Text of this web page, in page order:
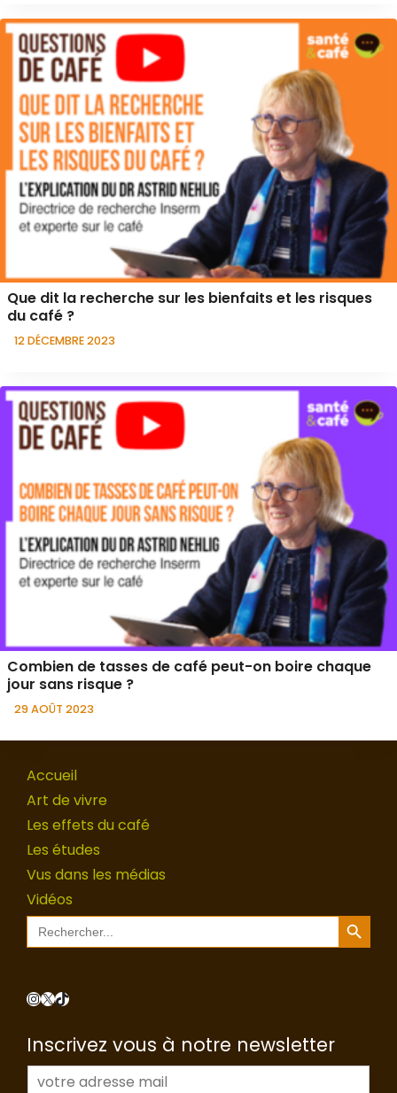
Que dit la recherche sur les bienfaits et les risques
du café ?
12 DÉCEMBRE 2023
Combien de tasses de café peut-on boire chaque
jour sans risque ?
29 AOÛT 2023
Accueil
Art de vivre
Les effets du café
Les études
Vus dans les médias
Vidéos
Search
for:
Search Button
Instagram
X TikTok
Inscrivez vous à notre newsletter
E